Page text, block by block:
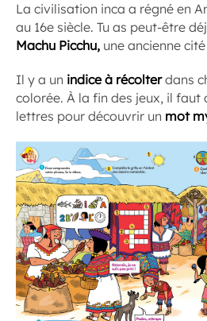
La civilisation inca a régné en
au 16e siècle. Tu as peut-être
Machu Picchu, une ancienne
Il y a un indice à récolterdans
colorée. À la fin des jeux, il faut
lettres pour découvrir un mot